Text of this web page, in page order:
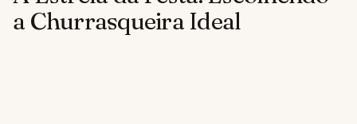
a Churrasqueira Ideal